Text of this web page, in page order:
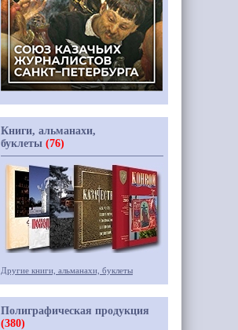
Книги, альманахи,
буклеты (76)
Другие книги, альманахи, буклеты
Полиграфическая продукция
(380)